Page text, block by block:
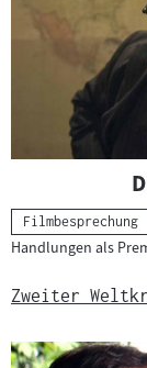
"
Kategorie:
Filmbesprechung
Handlungen als
Zweiter